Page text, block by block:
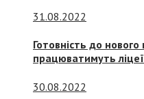
31.08.2022
Готовність до
працюватимуть
30.08.2022